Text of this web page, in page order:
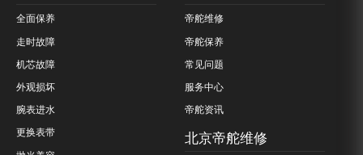
全面保养
走时故障
机芯故障
外观损坏
腕表进水
更换表带
帝舵维修
帝舵保养
常见问题
服务中心
帝舵资讯
北京帝舵维修